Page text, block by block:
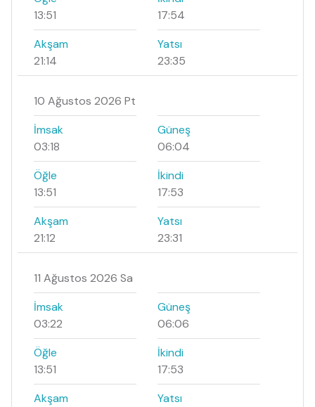
13:51
17:54
Akşam
21:14
Yatsı
23:35
10 Ağustos 2026 Pt
İmsak
03:18
Güneş
06:04
Öğle
13:51
İkindi
17:53
Akşam
21:12
Yatsı
23:31
11 Ağustos 2026 Sa
İmsak
03:22
Güneş
06:06
Öğle
13:51
İkindi
17:53
Akşam
Yatsı